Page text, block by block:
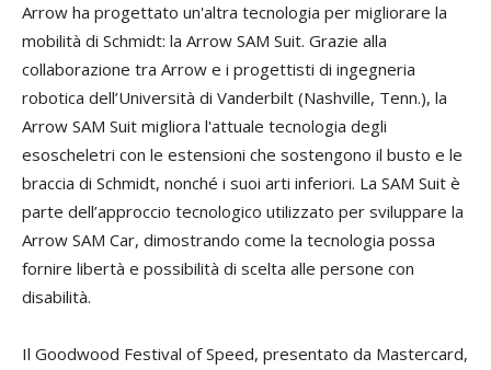
Arrow ha progettato un'altra tecnologia per migliorare la
mobilità di Schmidt: la Arrow SAM Suit. Grazie alla
collaborazione tra Arrow e i progettisti di ingegneria
robotica dell’Università di Vanderbilt (Nashville, Tenn.), la
Arrow SAM Suit migliora l'attuale tecnologia degli
esoscheletri con le estensioni che sostengono il busto e le
braccia di Schmidt, nonché i suoi arti inferiori. La SAM Suit è
parte dell’approccio tecnologico utilizzato per sviluppare la
Arrow SAM Car, dimostrando come la tecnologia possa
fornire libertà e possibilità di scelta alle persone con
disabilità.
Il Goodwood Festival of Speed, presentato da Mastercard,